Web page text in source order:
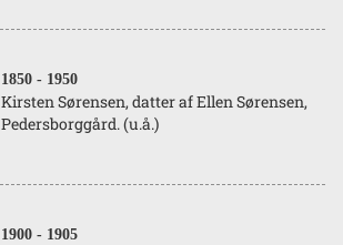
1850 - 1950
Kirsten Sørensen, datter af Ellen Sørensen,
Pedersborggård. (u.å.)
1900 - 1905